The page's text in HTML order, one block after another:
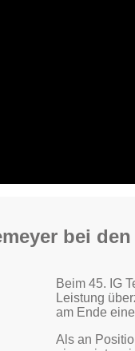
bei
Beim 45. IG
Leistung
am Ende
Als an